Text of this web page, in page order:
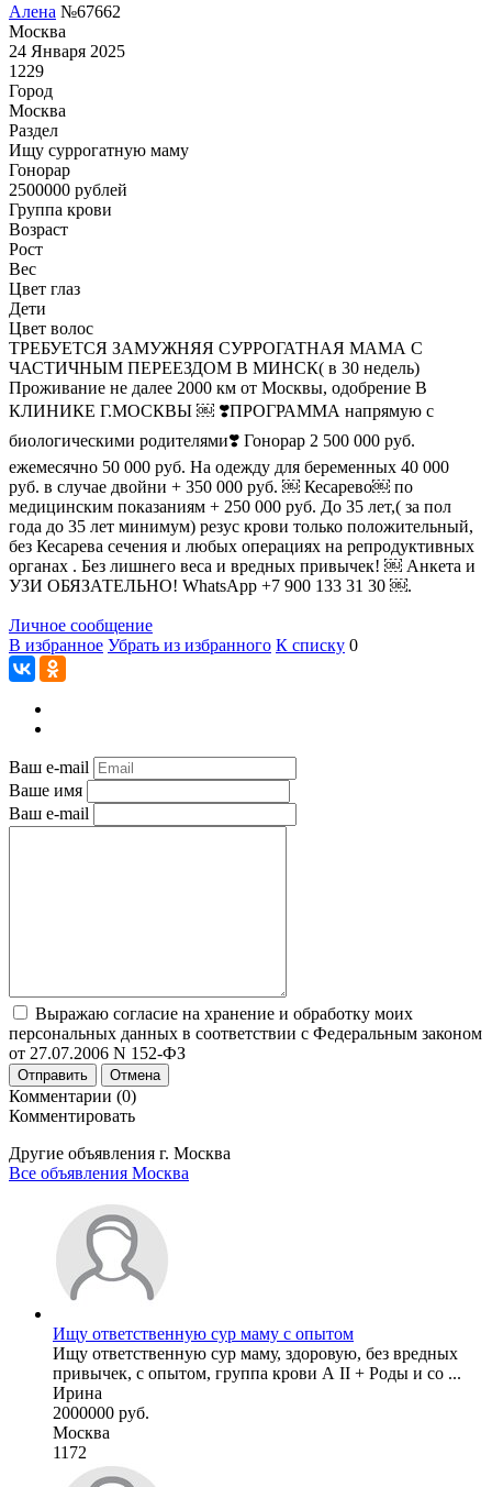
Алена №67662
Москва
24 Января 2025
1229
Город
Москва
Раздел
Ищу суррогатную маму
Гонoрар
2500000 рублей
Группа крови
Возраст
Рост
Вес
Цвет глаз
Дети
Цвет волос
ТРЕБУЕТСЯ ЗАМУЖНЯЯ СУРРОГАТНАЯ МАМА С
ЧАСТИЧНЫМ ПЕРЕЕЗДОМ В МИНСК( в 30 недель)
Проживание не далее 2000 км от Москвы, одобрение В
КЛИНИКЕ Г.МОСКВЫ ￼ ❣️ПРОГРАММА напрямую с
биологическими родителями❣️ Гонорар 2 500 000 руб.
ежемесячно 50 000 руб. На одежду для беременных 40 000
руб. в случае двойни + 350 000 руб. ￼ Кесарево￼ по
медицинским показаниям + 250 000 руб. До 35 лет,( за пол
года до 35 лет минимум) резус крови только положительный,
без Кесарева сечения и любых операциях на репродуктивных
органах . Без лишнего веса и вредных привычек! ￼ Анкета и
УЗИ ОБЯЗАТЕЛЬНО! WhatsApp +7 900 133 31 30 ￼.
Личное сообщение
В избранное Убрать из избранного К списку 0
Ваш e-mail
Ваше имя
Ваш e-mail
Выражаю согласие на хранение и обработку моих
персональных данных в соответствии с Федеральным законом
от 27.07.2006 N 152-ФЗ
Отправить Отмена
Комментарии (0)
Комментировать
Другие объявления г. Москва
Все объявления Москва
Ищу ответственную сур маму с опытом
Ищу ответственную сур маму, здоровую, без вредных
привычек, с опытом, группа крови А II + Роды и со ...
Ирина
2000000 руб.
Москва
1172